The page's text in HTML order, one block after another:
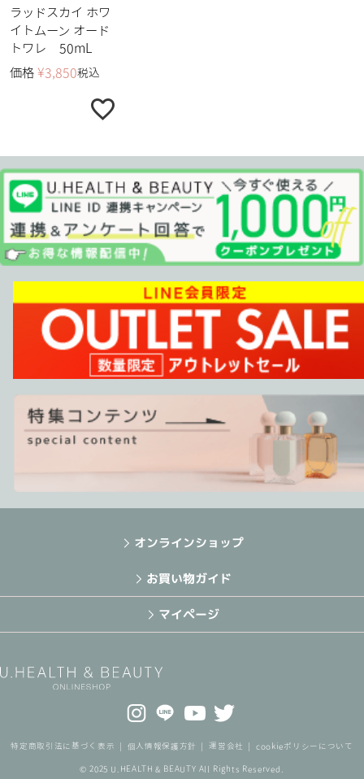
ラッドスカイ ホワ
イトムーン オード
トワレ 50mL
価格 ¥3,850税込
オンラインショップ
お買い物ガイド
マイページ
© 2025 U.HEALTH & BEAUTY All Rights Reserved.
特定商取引法に基づく表示 個人情報保護方針 運営会社 cookieポリシーについて